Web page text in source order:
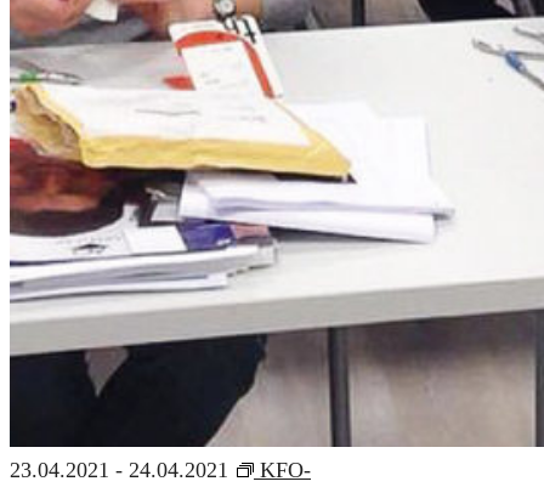
23.04.2021 - 24.04.2021
KFO-